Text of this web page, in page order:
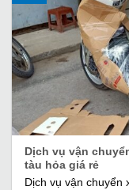
Dịch vụ vận
tàu hỏa giá rẻ
Dịch vụ vận chuyển